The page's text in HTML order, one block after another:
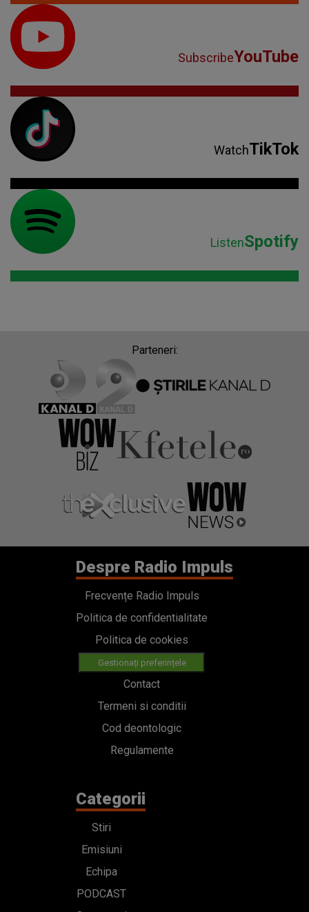
SubscribeYouTube
WatchTikTok
ListenSpotify
Parteneri:
Despre Radio Impuls
Frecvențe Radio Impuls
Politica de confidentialitate
Politica de cookies
Gestionați preferințele
Contact
Termeni si conditii
Cod deontologic
Regulamente
Categorii
Stiri
Emisiuni
Echipa
PODCAST